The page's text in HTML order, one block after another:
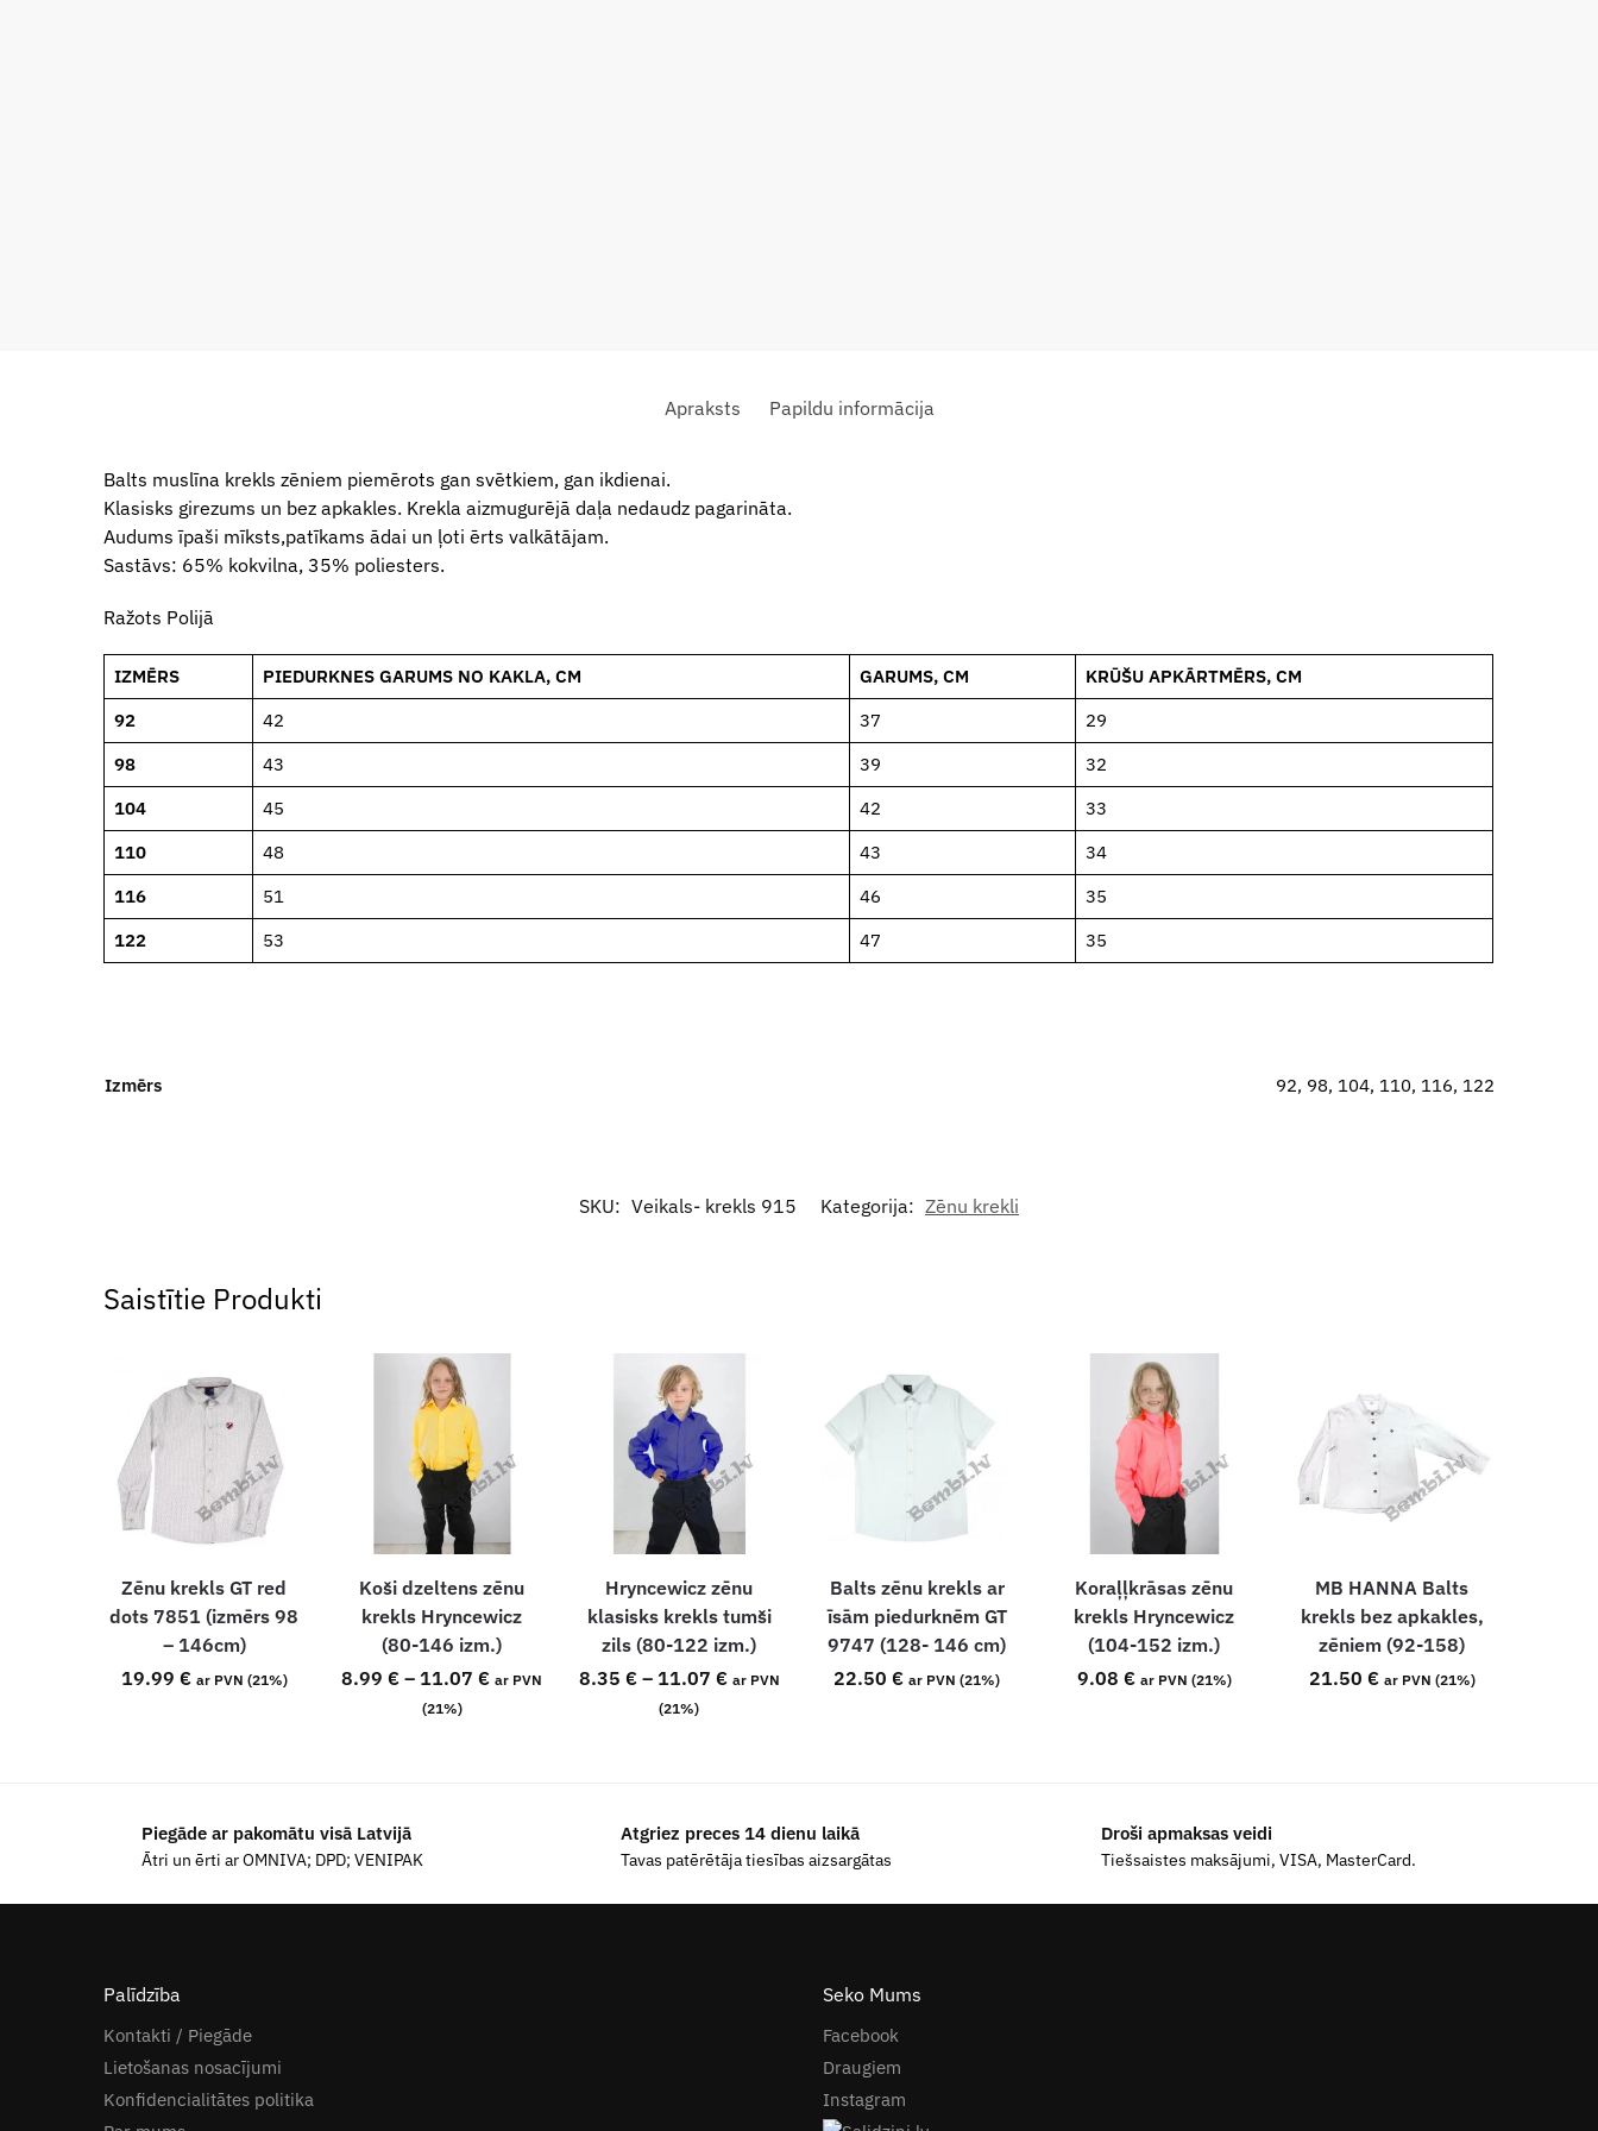
Apraksts Papildu informācija
Balts muslīna krekls zēniem piemērots gan svētkiem, gan ikdienai.
Klasisks girezums un bez apkakles. Krekla aizmugurējā daļa nedaudz pagarināta.
Audums īpaši mīksts,patīkams ādai un ļoti ērts valkātājam.
Sastāvs: 65% kokvilna, 35% poliesters.
Ražots Polijā
IZMĒRS PIEDURKNES GARUMS NO KAKLA, CM GARUMS, CM
KRŪŠU APKĀRTMĒRS, CM
92
42 37
29
98
43 39
32
104
45 42
33
110
48 43
34
116
51 46
35
122
53 47 35
Izmērs 92, 98, 104, 110, 116, 122
SKU: Veikals- krekls 915 Kategorija: Zēnu krekli
Saistītie Produkti
Zēnu krekls GT red
dots 7851 (izmērs 98
– 146cm)
19.99 € ar PVN (21%)
Koši dzeltens zēnu
krekls Hryncewicz
(80-146 izm.)
8.99€ – 11.07€ ar PVN
(21%)
Hryncewicz zēnu
klasisks krekls tumši
zils (80-122 izm.)
8.35 € – 11.07 € ar PVN
(21%)
Balts zēnu krekls ar
īsām piedurknēm GT
9747 (128- 146 cm)
22.50€ ar PVN (21%)
Koraļļkrāsas zēnu
krekls Hryncewicz
(104-152 izm.)
9.08 € ar PVN (21%)
MB HANNA Balts
krekls bez apkakles,
zēniem (92-158)
21.50 € ar PVN (21%)
Piegāde ar pakomātu visā Latvijā
Ātri un ērti ar OMNIVA; DPD; VENIPAK
Atgriez preces 14 dienu laikā
Tavas patērētāja tiesības aizsargātas
Droši apmaksas veidi
Tiešsaistes maksājumi, VISA, MasterCard.
Palīdzība
Kontakti / Piegāde
Lietošanas nosacījumi
Konfidencialitātes politika
Seko Mums
Facebook
Draugiem
Instagram